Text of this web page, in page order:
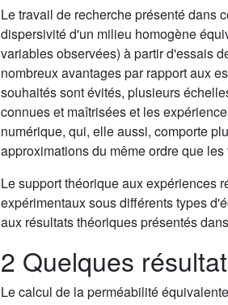
Le travail de recherche présenté dans
dispersivité d'un milieu homogène
variables observées) à partir d'essais
nombreux avantages par rapport aux
souhaités sont évités, plusieurs
connues et maîtrisées et les
numérique, qui, elle aussi, comporte
approximations du même ordre que
Le support théorique aux expériences
expérimentaux sous différents types
aux résultats théoriques présentés
2 Quelques
Le calcul de la perméabilité